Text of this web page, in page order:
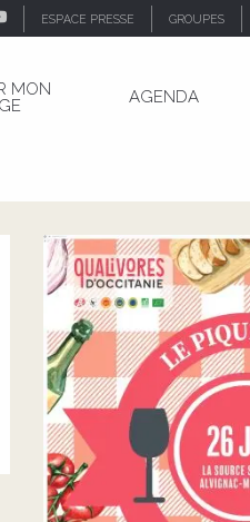
ESPACE PRESSE GROUPES
MON
AGENDA